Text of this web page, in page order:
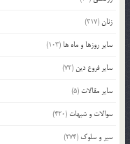
زنان(317)
سایر روزها و ماه ها (103)
سایر فروع دین (72)
سایر مقالات (5)
سوالات و شبهات (420)
سیر و سلوک (274)